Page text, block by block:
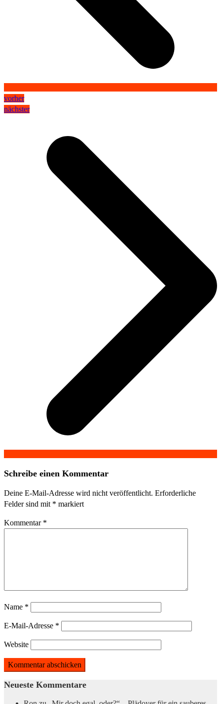
vorher
nächster
Schreibe einen Kommentar
Deine E-Mail-Adresse wird nicht veröffentlicht. Erforderliche
Felder sind mit * markiert
Kommentar *
Name *
E-Mail-Adresse *
Website
Neueste Kommentare